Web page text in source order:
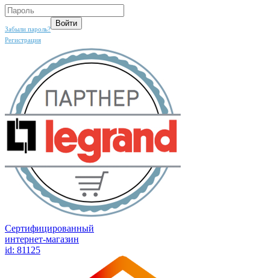
Забыли пароль?
Регистрация
Сертифицированный
интернет-магазин
id: 81125